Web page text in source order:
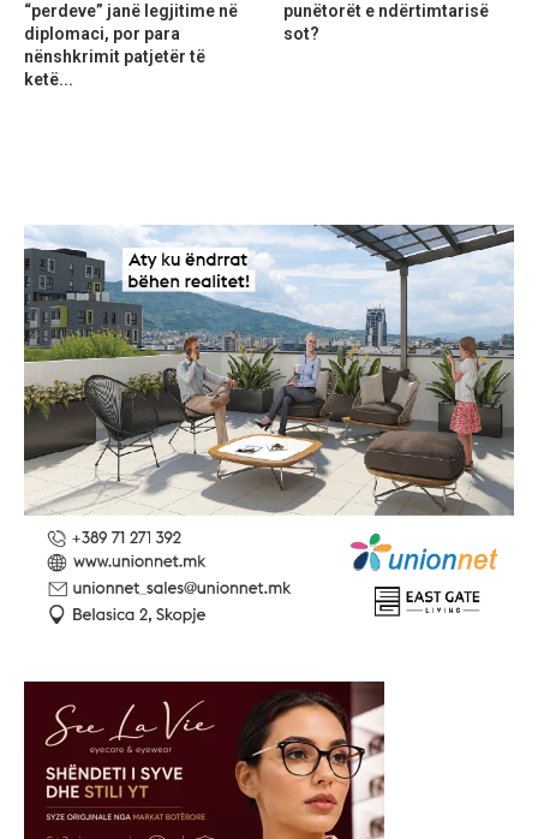
“perdeve” janë legjitime në
diplomaci, por para
nënshkrimit patjetër të
ketë...
punëtorët e ndërtimtarisë
sot?